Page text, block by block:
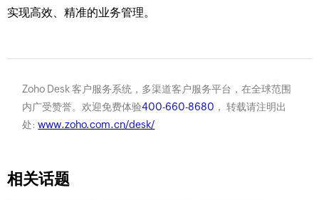
实现高效、精准的业务管理。
Zoho Desk 客户服务系统，多渠道客户服务平台，在全球范围
内广受赞誉。欢迎免费体验400-660-8680 ， 转载请注明出
处:www.zoho.com.cn/desk/
相关话题